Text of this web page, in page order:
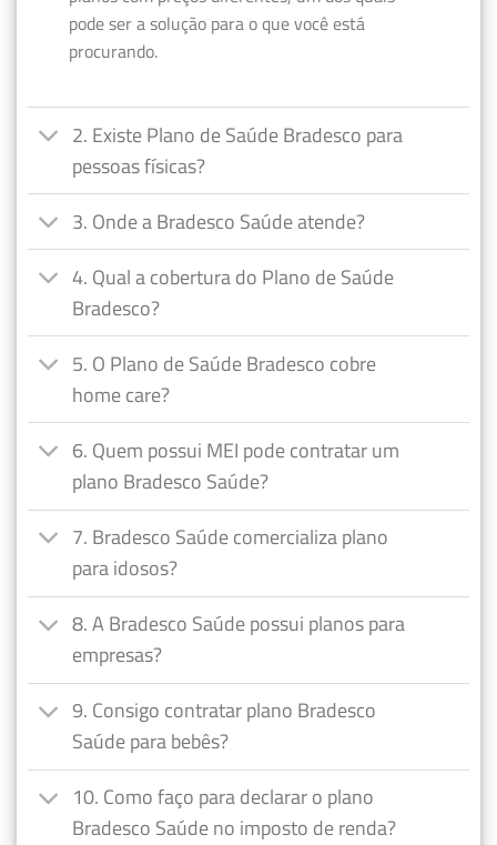
pode ser a solução para o que você está
procurando.
2. Existe Plano de Saúde Bradesco para
pessoas físicas?
3. Onde a Bradesco Saúde atende?
4. Qual a cobertura do Plano de Saúde
Bradesco?
5. O Plano de Saúde Bradesco cobre
home care?
6. Quem possui MEI pode contratar um
plano Bradesco Saúde?
7. Bradesco Saúde comercializa plano
para idosos?
8. A Bradesco Saúde possui planos para
empresas?
9. Consigo contratar plano Bradesco
Saúde para bebês?
10. Como faço para declarar o plano
Bradesco Saúde no imposto de renda?